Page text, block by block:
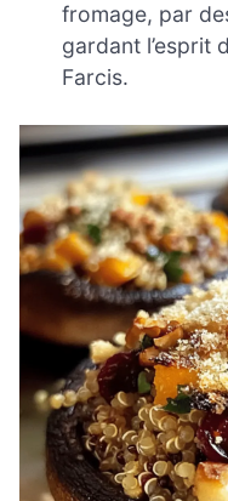
fromage, par
gardant l’esprit
Farcis.